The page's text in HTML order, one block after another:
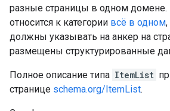
разные страницы в одном домене.
относится к категории всё в одном
должны указывать на анкер на
размещены структурированные
Полное описание типа ItemList
странице schema.org/ItemList.